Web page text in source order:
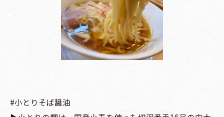
#小とりそば醤油